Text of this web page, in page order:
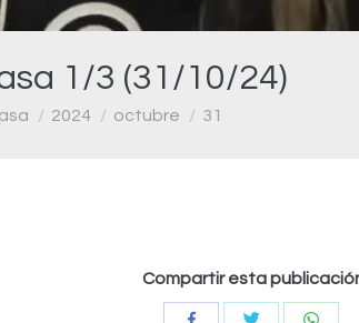
1/3 (31/10/24)
2024 octubre 31
Compartir esta
CompartirCompartir